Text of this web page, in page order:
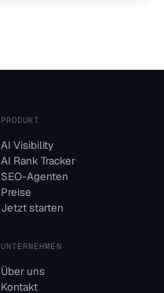
PRODUKT
AI Visibility
AI Rank Tracker
SEO-Agenten
Preise
Jetzt starten
UNTERNEHMEN
Über uns
Kontakt